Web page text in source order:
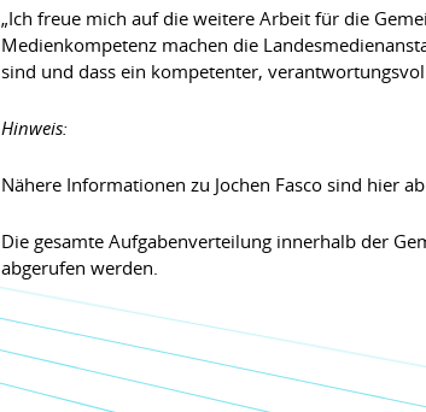
„Ich freue mich auf die weitere Arbeit für die
Medienkompetenz machen die
sind und dass ein kompetenter,
Hinweis:
Nähere Informationen zu Jochen Fasco sind hier
Die gesamte Aufgabenverteilung innerhalb der
abgerufen werden.